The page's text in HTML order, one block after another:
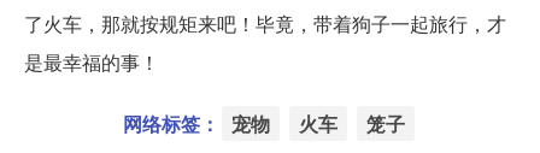
了火车，那就按规矩来吧！毕竟，带着狗子一起旅行，才
是最幸福的事！
网络标签： 宠物 火车 笼子